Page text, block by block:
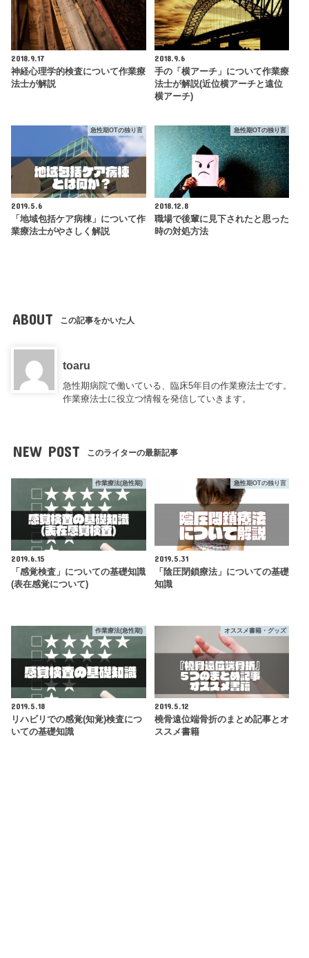
2018.9.17
神経心理学的検査について作業療
法士が解説
2018.9.6
手の「横アーチ」について作業療
法士が解説(近位横アーチと遠位
横アーチ)
急性期OTの独り言
2019.5.6
「地域包括ケア病棟」について作
業療法士がやさしく解説
急性期OTの独り言
2018.12.8
職場で後輩に見下されたと思った
時の対処方法
ABOUT この記事をかいた人
toaru
急性期病院で働いている、臨床5年目の作業療法士です。
作業療法士に役立つ情報を発信していきます。
NEW POST このライターの最新記事
作業療法(急性期)
2019.6.15
「感覚検査」についての基礎知識
(表在感覚について)
急性期OTの独り言
2019.5.31
「陰圧閉鎖療法」についての基礎
知識
作業療法(急性期)
2019.5.18
リハビリでの感覚(知覚)検査につ
いての基礎知識
オススメ書籍・グッズ
2019.5.12
橈骨遠位端骨折のまとめ記事とオ
ススメ書籍